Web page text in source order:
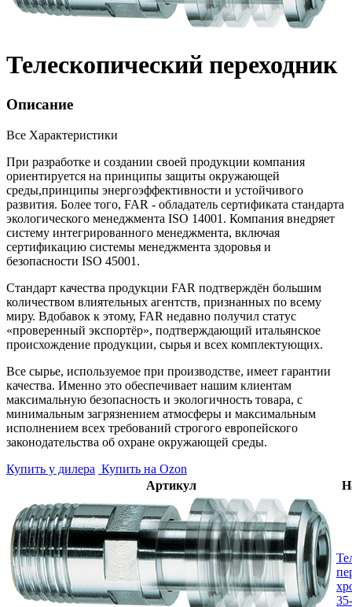
Телескопический переходник
Описание
Все Характеристики
При разработке и создании своей продукции компания
ориентируется на принципы защиты окружающей
среды,принципы энергоэффективности и устойчивого
развития. Более того, FAR - обладатель сертификата стандарта
экологического менеджмента ISO 14001. Компания внедряет
систему интегрированного менеджмента, включая
сертификацию системы менеджмента здоровья и
безопасности ISO 45001.
Стандарт качества продукции FAR подтверждён большим
количеством влиятельных агентств, признанных по всему
миру. Вдобавок к этому, FAR недавно получил статус
«проверенный экспортёр», подтверждающий итальянское
происхождение продукции, сырья и всех комплектующих.
Все сырье, используемое при производстве, имеет гарантии
качества. Именно это обеспечивает нашим клиентам
максимальную безопасность и экологичность товара, с
минимальным загрязнением атмосферы и максимальным
исполнением всех требований строгого европейского
законодательства об охране окружающей среды.
Купить у дилера Купить на Ozon
Артикул